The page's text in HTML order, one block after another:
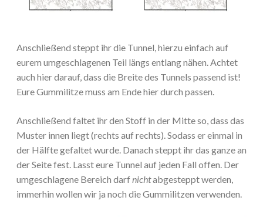
Anschließend steppt ihr die Tunnel, hierzu einfach auf
eurem umgeschlagenen Teil längs entlang nähen. Achtet
auch hier darauf, dass die Breite des Tunnels passend ist!
Eure Gummilitze muss am Ende hier durch passen.
Anschließend faltet ihr den Stoff in der Mitte so, dass das
Muster innen liegt (rechts auf rechts). Sodass er einmal in
der Hälfte gefaltet wurde. Danach steppt ihr das ganze an
der Seite fest. Lasst eure Tunnel auf jeden Fall offen. Der
umgeschlagene Bereich darf nichtabgesteppt werden,
immerhin wollen wir ja noch die Gummilitzen verwenden.